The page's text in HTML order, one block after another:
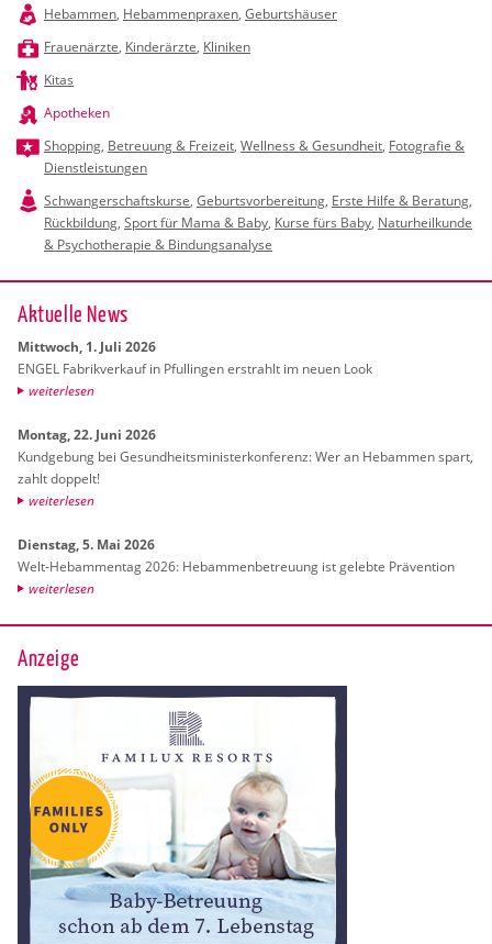
Hebammen, Hebammenpraxen, Geburtshäuser
Frauenärzte, Kinderärzte, Kliniken
Kitas
Apotheken
Shopping, Betreuung & Freizeit, Wellness & Gesundheit, Fotografie &
Dienstleistungen
Schwangerschaftskurse, Geburtsvorbereitung, Erste Hilfe & Beratung,
Rückbildung, Sport für Mama & Baby, Kurse fürs Baby, Naturheilkunde
& Psychotherapie & Bindungsanalyse
Ak­tu­el­le News
Mitt­woch, 1. Juli 2026
ENGEL Fa­brik­ver­kauf in Pful­lin­gen er­strahlt im neuen Look
wei­ter­le­sen
Mon­tag, 22. Juni 2026
Kund­ge­bung bei Ge­sund­heits­mi­nis­ter­kon­fe­renz: Wer an Heb­am­men spart,
zahlt dop­pelt!
wei­ter­le­sen
Diens­tag, 5. Mai 2026
Welt-Heb­am­men­tag 2026: Heb­am­men­be­treu­ung ist ge­leb­te Prä­ven­ti­on
wei­ter­le­sen
Anzeige